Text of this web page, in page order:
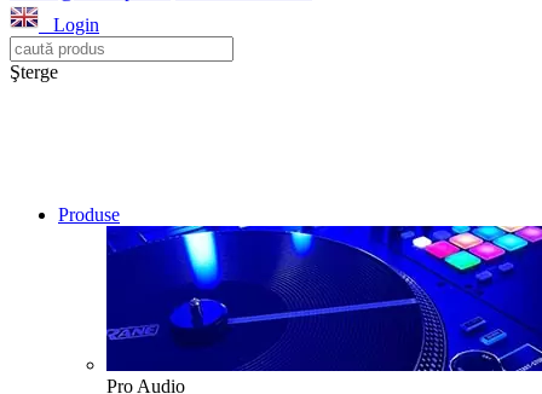
Login
Şterge
Produse
Pro Audio